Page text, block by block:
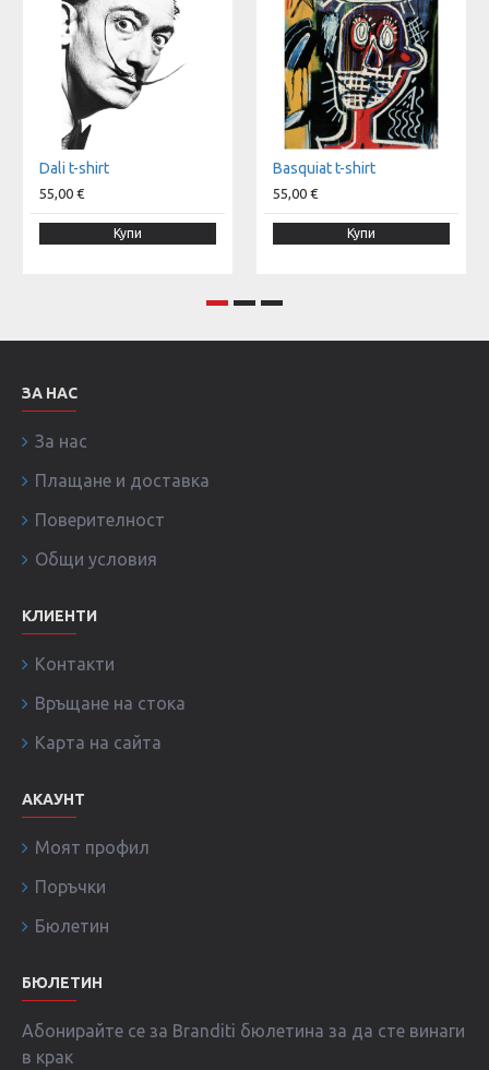
Dali t-shirt
55,00 €
Купи
Basquiat t-shirt
55,00 €
Купи
ЗА НАС
За нас
Плащане и доставка
Поверителност
Общи условия
КЛИЕНТИ
Контакти
Връщане на стока
Карта на сайта
АКАУНТ
Моят профил
Поръчки
Бюлетин
БЮЛЕТИН
Абонирайте се за Branditi бюлетина за да сте винаги
в крак